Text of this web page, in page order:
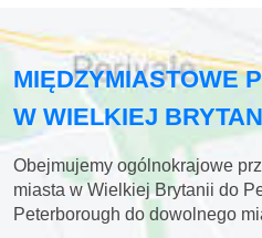
MIĘDZYMIASTOWE
W WIELKIEJ
Obejmujemy ogólnokrajowe
miasta w Wielkiej Brytanii do
Peterborough do dowolnego